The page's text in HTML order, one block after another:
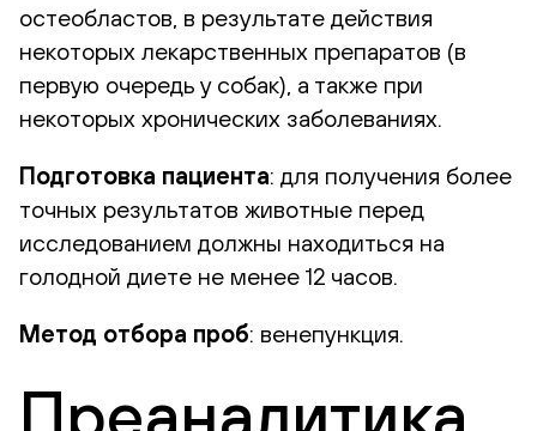
остеобластов, в результате действия
некоторых лекарственных препаратов (в
первую очередь у собак), а также при
некоторых хронических заболеваниях.
Подготовка пациента: для получения более
точных результатов животные перед
исследованием должны находиться на
голодной диете не менее 12 часов.
Метод отбора проб: венепункция.
Преаналитика